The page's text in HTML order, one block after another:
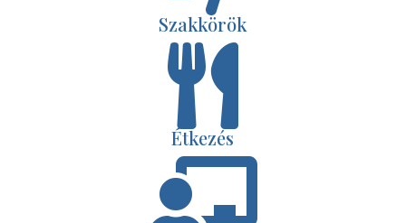
Szakkörök

Étkezés
